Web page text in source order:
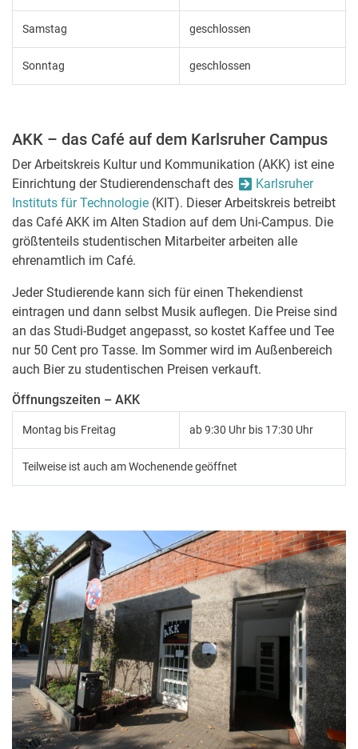
Samstag geschlossen
Sonntag geschlossen
AKK – das Café auf dem Karlsruher Campus
Der Arbeitskreis Kultur und Kommunikation (AKK) ist eine
Einrichtung der Studierendenschaft des
Karlsruher
Instituts für Technologie (KIT). Dieser Arbeitskreis betreibt
das Café AKK im Alten Stadion auf dem Uni-Campus. Die
größtenteils studentischen Mitarbeiter arbeiten alle
ehrenamtlich im Café.
Jeder Studierende kann sich für einen Thekendienst
eintragen und dann selbst Musik auflegen. Die Preise sind
an das Studi-Budget angepasst, so kostet Kaffee und Tee
nur 50 Cent pro Tasse. Im Sommer wird im Außenbereich
auch Bier zu studentischen Preisen verkauft.
Öffnungszeiten – AKK
Montag bis Freitag ab 9:30 Uhr bis 17:30 Uhr
Teilweise ist auch am Wochenende geöffnet